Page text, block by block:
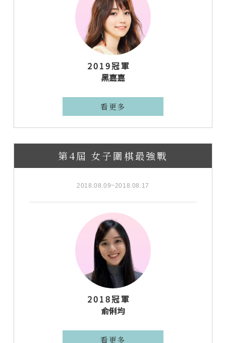
2019冠軍
黑嘉嘉
看更多
第4屆 女子圍棋最強戰
2018.08.09~2018.08.17
2018冠軍
俞俐均
看更多